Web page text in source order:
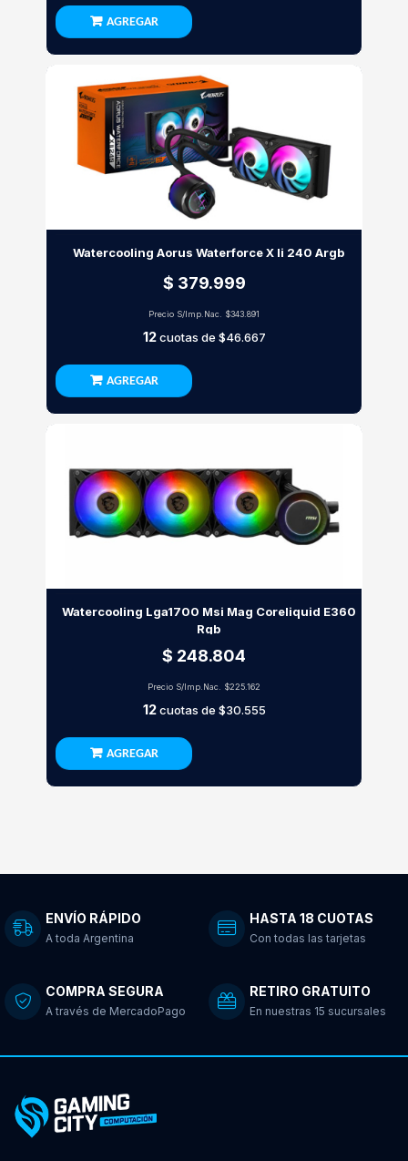
AGREGAR
Watercooling Aorus Waterforce X Ii 240 Argb
$ 379.999
Precio S/Imp.Nac. $343.891
12cuotas de $46.667
AGREGAR
Watercooling Lga1700 Msi Mag Coreliquid E360
Rgb
$ 248.804
Precio S/Imp.Nac. $225.162
12cuotas de $30.555
AGREGAR
ENVÍO RÁPIDO
A toda Argentina
HASTA 18 CUOTAS
Con todas las tarjetas
COMPRA SEGURA
A través de MercadoPago
RETIRO GRATUITO
En nuestras 15 sucursales